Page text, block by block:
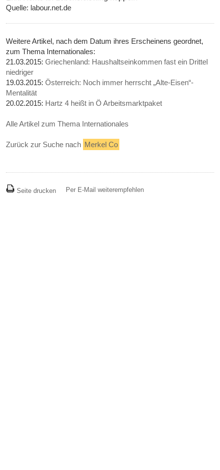
Quelle: labour.net.de
Weitere Artikel, nach dem Datum ihres Erscheinens geordnet,
zum Thema Internationales:
21.03.2015:Griechenland: Haushaltseinkommen fast ein Drittel
niedriger
19.03.2015:Österreich: Noch immer herrscht „Alte-Eisen“-
Mentalität
20.02.2015: Hartz 4 heißt in Ö Arbeitsmarktpaket
Alle Artikel zum Thema Internationales
Zurück zur Suche nach Merkel Co
Seite drucken Per E-Mail weiterempfehlen